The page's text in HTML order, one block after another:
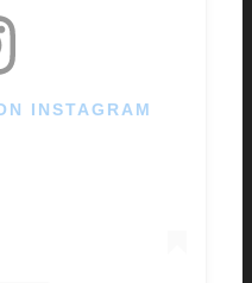
INSTAGRAM